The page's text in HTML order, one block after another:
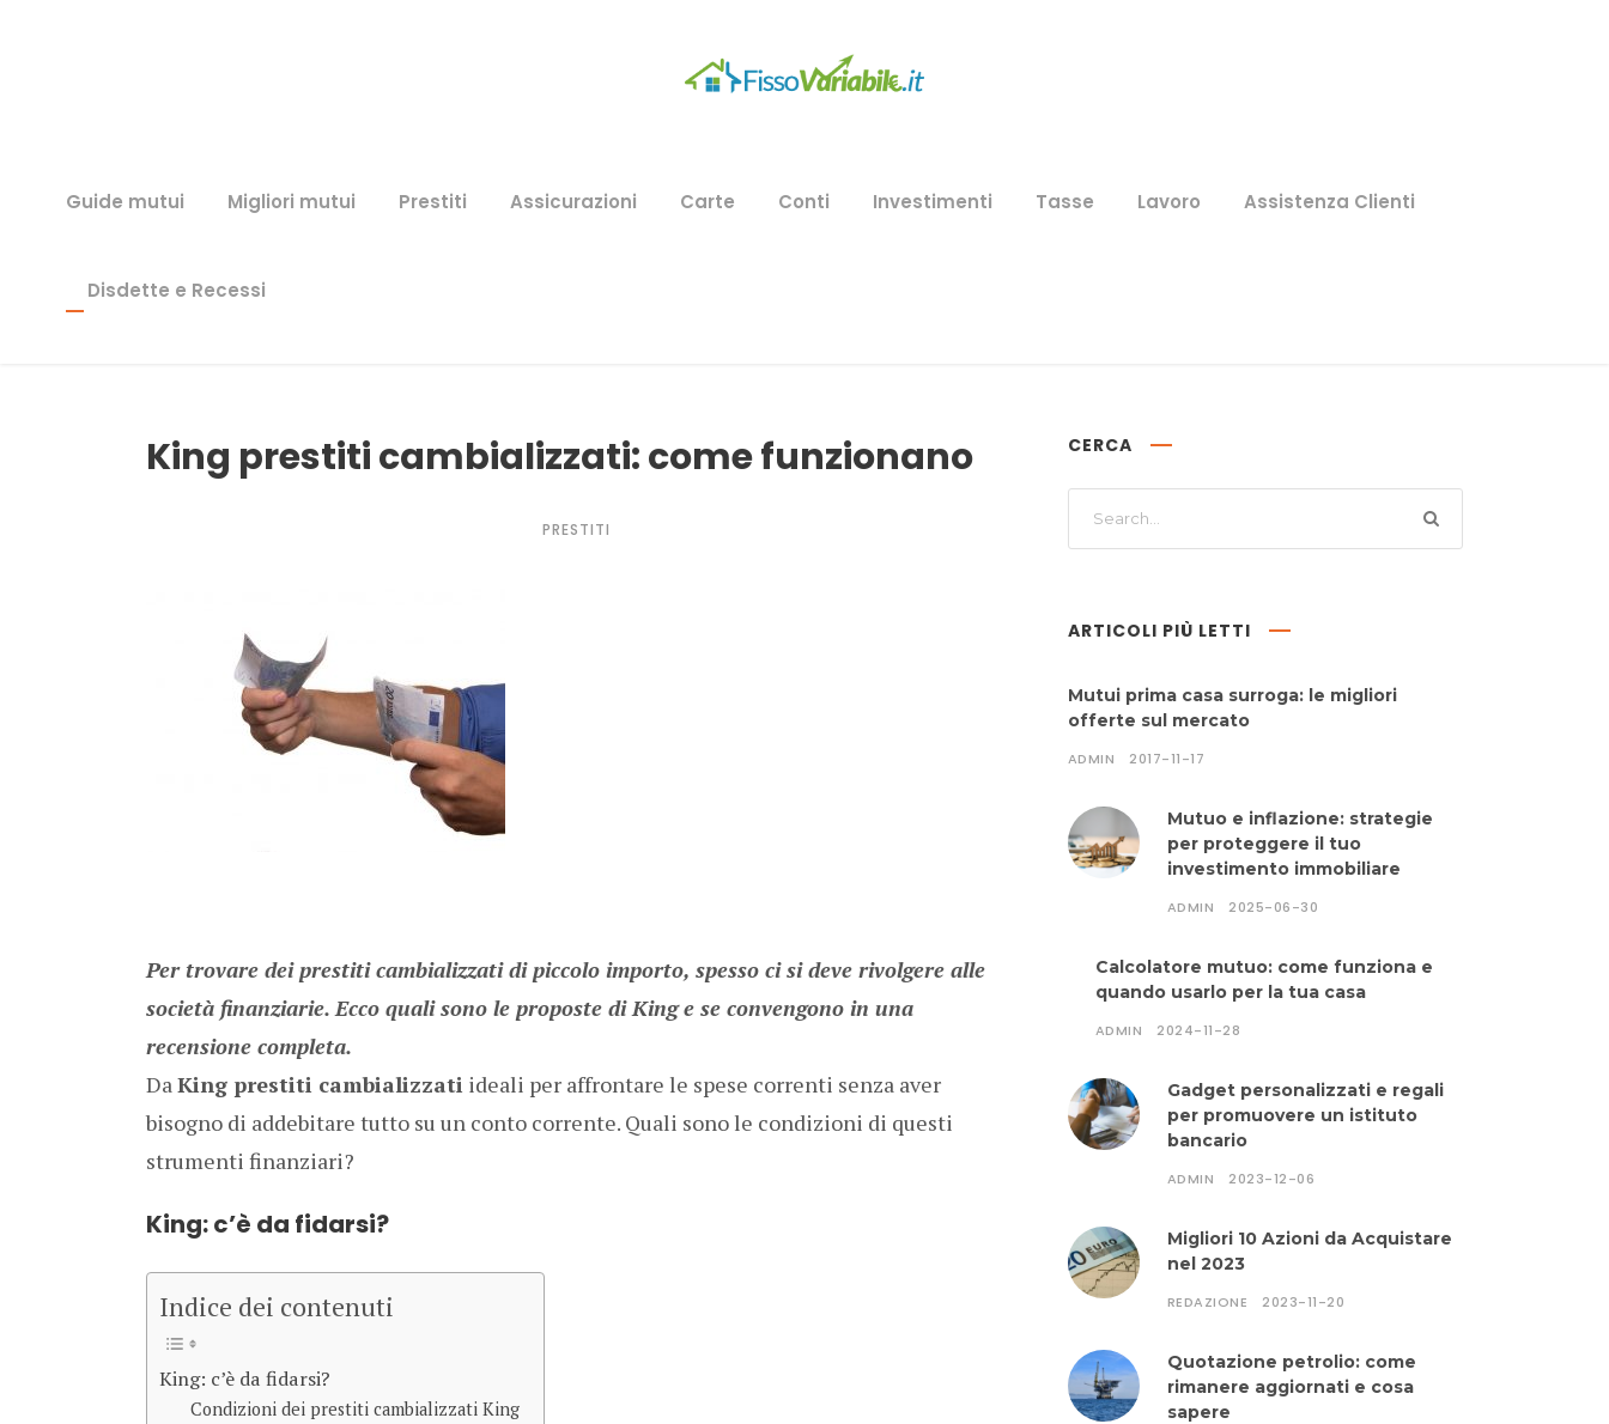
Guide mutui Migliori mutui Prestiti Assicurazioni Carte Conti Investimenti Tasse Lavoro Assistenza Clienti
Disdette e Recessi
King prestiti cambializzati: come funzionano
PRESTITI
Per trovare dei prestiti cambializzati di piccolo importo, spesso ci si deve rivolgere alle
società finanziarie. Ecco quali sono le proposte di King e se convengono in una
recensione completa.
Da King prestiti cambializzati ideali per affrontare le spese correnti senza aver
bisogno di addebitare tutto su un conto corrente. Quali sono le condizioni di questi
strumenti finanziari?
King: c’è da fidarsi?
Indice dei contenuti
King: c’è da fidarsi?
Condizioni dei prestiti cambializzati King
CERCA
ARTICOLI PIÙ LETTI
Mutui prima casa surroga: le migliori
offerte sul mercato
ADMIN 2017-11-17
Mutuo e inflazione: strategie
per proteggere il tuo
investimento immobiliare
ADMIN 2025-06-30
Calcolatore mutuo: come funziona e
quando usarlo per la tua casa
ADMIN 2024-11-28
Gadget personalizzati e regali
per promuovere un istituto
bancario
ADMIN 2023-12-06
Migliori 10 Azioni da Acquistare
nel 2023
REDAZIONE 2023-11-20
Quotazione petrolio: come
rimanere aggiornati e cosa
sapere